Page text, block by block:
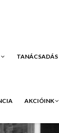
TANÁCSADÁS
AKCIÓINK